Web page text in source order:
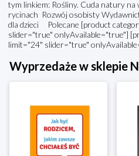
tym linkiem: Rośliny. Cuda natury
rycinach Rozwój osobisty
dla dzieci Polecane [product
slider="true" onlyAvailable="true"]
limit="24" slider="true"
Wyprzedaże w sklepie